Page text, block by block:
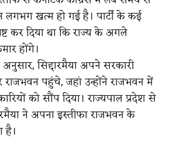
खत्म हो गई है। पार्टी के कई
कर दिया था कि राज्य के अगले
होंगे।
सिद्दारमैया अपने सरकारी
पहुंचे, जहां उन्होंने राजभवन में
को सौंप दिया। राज्यपाल प्रदेश से
ने अपना इस्तीफा राजभवन के
है।